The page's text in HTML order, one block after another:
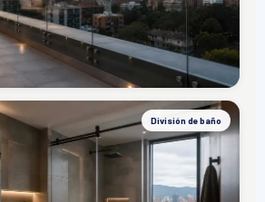
División de baño